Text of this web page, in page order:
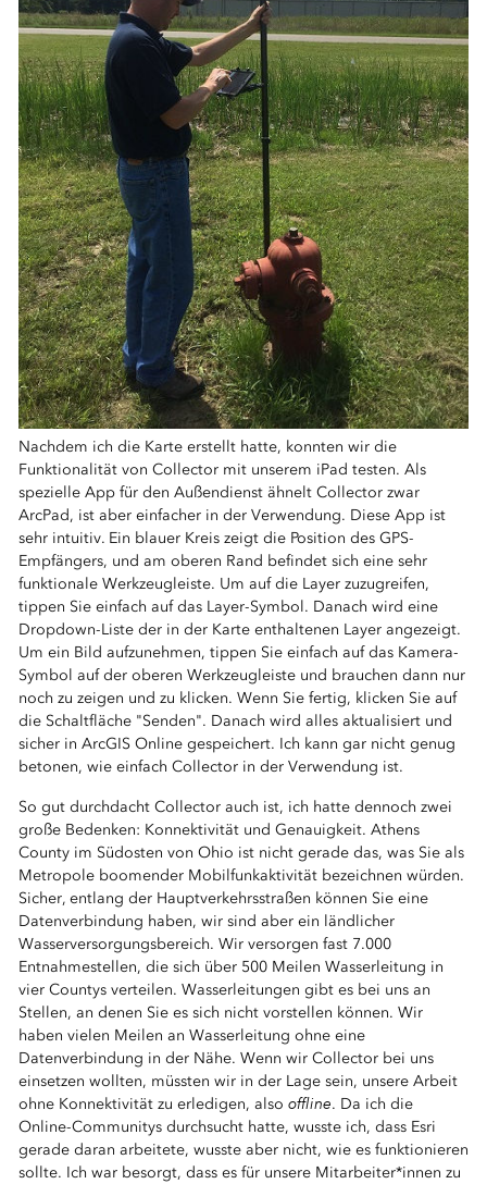
Nachdem ich die Karte erstellt hatte, konnten wir die
Funktionalität von Collector mit unserem iPad testen. Als
spezielle App für den Außendienst ähnelt Collector zwar
ArcPad, ist aber einfacher in der Verwendung. Diese App ist
sehr intuitiv. Ein blauer Kreis zeigt die Position des GPS-
Empfängers, und am oberen Rand befindet sich eine sehr
funktionale Werkzeugleiste. Um auf die Layer zuzugreifen,
tippen Sie einfach auf das Layer-Symbol. Danach wird eine
Dropdown-Liste der in der Karte enthaltenen Layer angezeigt.
Um ein Bild aufzunehmen, tippen Sie einfach auf das Kamera-
Symbol auf der oberen Werkzeugleiste und brauchen dann nur
noch zu zeigen und zu klicken. Wenn Sie fertig, klicken Sie auf
die Schaltfläche "Senden". Danach wird alles aktualisiert und
sicher in ArcGIS Online gespeichert. Ich kann gar nicht genug
betonen, wie einfach Collector in der Verwendung ist.
So gut durchdacht Collector auch ist, ich hatte dennoch zwei
große Bedenken: Konnektivität und Genauigkeit. Athens
County im Südosten von Ohio ist nicht gerade das, was Sie als
Metropole boomender Mobilfunkaktivität bezeichnen würden.
Sicher, entlang der Hauptverkehrsstraßen können Sie eine
Datenverbindung haben, wir sind aber ein ländlicher
Wasserversorgungsbereich. Wir versorgen fast 7.000
Entnahmestellen, die sich über 500 Meilen Wasserleitung in
vier Countys verteilen. Wasserleitungen gibt es bei uns an
Stellen, an denen Sie es sich nicht vorstellen können. Wir
haben vielen Meilen an Wasserleitung ohne eine
Datenverbindung in der Nähe. Wenn wir Collector bei uns
einsetzen wollten, müssten wir in der Lage sein, unsere Arbeit
ohne Konnektivität zu erledigen, also offline. Da ich die
Online-Communitys durchsucht hatte, wusste ich, dass Esri
gerade daran arbeitete, wusste aber nicht, wie es funktionieren
sollte. Ich war besorgt, dass es für unsere Mitarbeiter*innen zu